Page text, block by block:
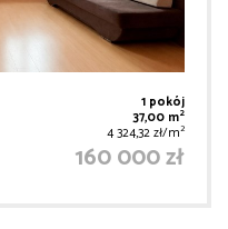
1 pokój
37,00 m2
4 324,32 zł/m2
160 000 zł